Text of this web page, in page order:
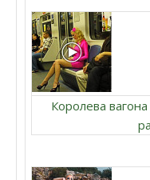
Королева